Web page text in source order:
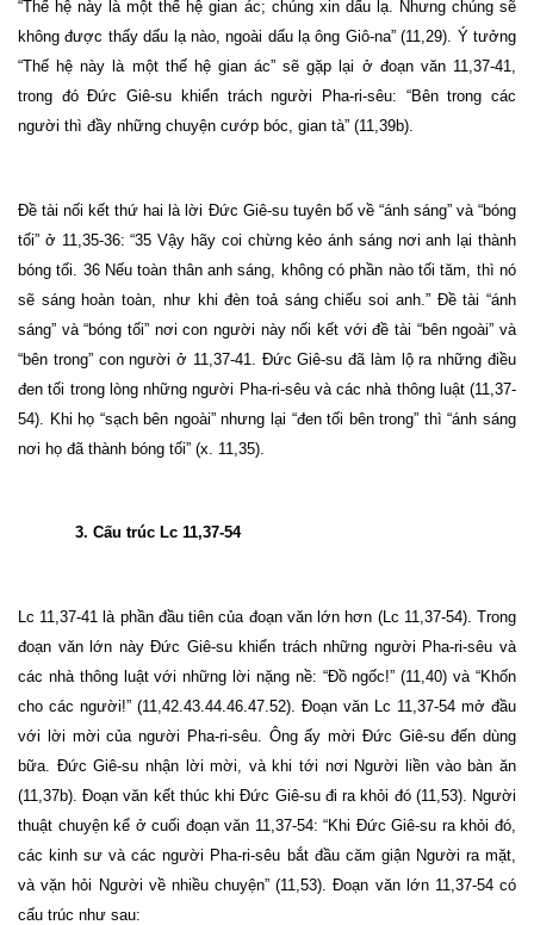
“Thế hệ này là một thế hệ gian ác; chúng xin dấu lạ. Nhưng chúng sẽ
không được thấy dấu lạ nào, ngoài dấu lạ ông Giô-na” (11,29). Ý tưởng
“Thế hệ này là một thế hệ gian ác” sẽ gặp lại ở đoạn văn 11,37-41,
trong đó Đức Giê-su khiển trách người Pha-ri-sêu: “Bên trong các
người thì đầy những chuyện cướp bóc, gian tà” (11,39b).
Đề tài nối kết thứ hai là lời Đức Giê-su tuyên bố về “ánh sáng” và “bóng
tối” ở 11,35-36: “35Vậy hãy coi chừng kẻo ánh sáng nơi anh lại thành
bóng tối. 36Nếu toàn thân anh sáng, không có phần nào tối tăm, thì nó
sẽ sáng hoàn toàn, như khi đèn toả sáng chiếu soi anh.” Đề tài “ánh
sáng” và “bóng tối” nơi con người này nối kết với đề tài “bên ngoài” và
“bên trong” con người ở 11,37-41. Đức Giê-su đã làm lộ ra những điều
đen tối trong lòng những người Pha-ri-sêu và các nhà thông luật (11,37-
54). Khi họ “sạch bên ngoài” nhưng lại “đen tối bên trong” thì “ánh sáng
nơi họ đã thành bóng tối” (x. 11,35).
3. Cấu trúc Lc 11,37-54
Lc 11,37-41 là phần đầu tiên của đoạn văn lớn hơn (Lc 11,37-54). Trong
đoạn văn lớn này Đức Giê-su khiển trách những người Pha-ri-sêu và
các nhà thông luật với những lời nặng nề: “Đồ ngốc!” (11,40) và “Khốn
cho các người!” (11,42.43.44.46.47.52). Đoạn văn Lc 11,37-54 mở đầu
với lời mời của người Pha-ri-sêu. Ông ấy mời Đức Giê-su đến dùng
bữa. Đức Giê-su nhận lời mời, và khi tới nơi Người liền vào bàn ăn
(11,37b). Đoạn văn kết thúc khi Đức Giê-su đi ra khỏi đó (11,53). Người
thuật chuyện kể ở cuối đoạn văn 11,37-54: “Khi Đức Giê-su ra khỏi đó,
các kinh sư và các người Pha-ri-sêu bắt đầu căm giận Người ra mặt,
và vặn hỏi Người về nhiều chuyện” (11,53). Đoạn văn lớn 11,37-54 có
cấu trúc như sau: